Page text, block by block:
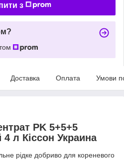
з
Доставка Оплата Умови
PK 5+5+5
4 л Кіссон Украина
рідке добриво для кореневого